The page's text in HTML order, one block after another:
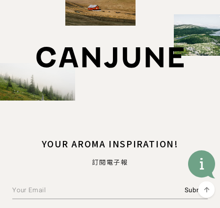
YOUR AROMA INSPIRATION!
訂閱電子報